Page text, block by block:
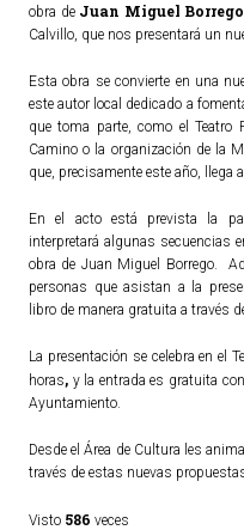
obra de Juan Miguel
Calvillo, que nos presentará un
Esta obra se convierte en una
este autor local dedicado a
que toma parte, como el Teatro
Camino o la organización de la
que, precisamente este año,
En el acto está prevista la
interpretará algunas secuencias
obra de Juan Miguel Borrego.
personas que asistan a la
libro de manera gratuita a través
La presentación se celebra en el
horas, y la entrada es gratuita
Ayuntamiento.
Desde el Área de Cultura les
través de estas nuevas
Visto 586 veces